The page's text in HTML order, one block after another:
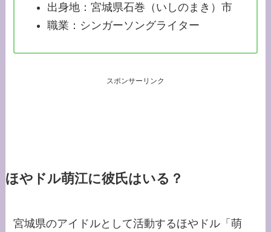
出身地：宮城県石巻（いしのまき）市
職業：シンガーソングライター
スポンサーリンク
ほやドル萌江に彼氏はいる？
宮城県のアイドルとして活動するほやドル「萌